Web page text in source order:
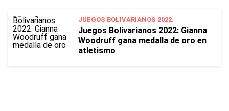
JUEGOS BOLIVARIANOS 2022.
Juegos Bolivarianos 2022: Gianna
Woodruff gana medalla de oro en
atletismo